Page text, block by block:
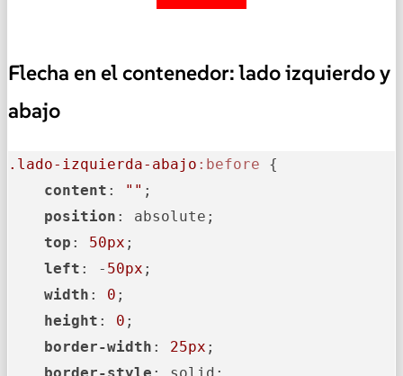
Flecha en el contenedor: lado izquierdo y
abajo
.lado-izquierda-abajo :before {
content : "" ;
position : absolute;
top : 50px ;
left : - 50px ;
width : 0 ;
height : 0 ;
border-width : 25px ;
border-style : solid;